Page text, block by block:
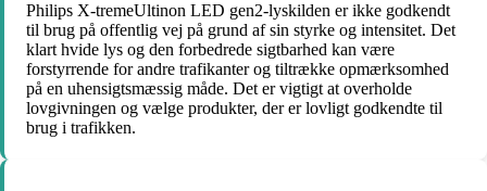
Philips X-tremeUltinon LED gen2-lyskilden er ikke godkendt
til brug på offentlig vej på grund af sin styrke og intensitet. Det
klart hvide lys og den forbedrede sigtbarhed kan være
forstyrrende for andre trafikanter og tiltrække opmærksomhed
på en uhensigtsmæssig måde. Det er vigtigt at overholde
lovgivningen og vælge produkter, der er lovligt godkendte til
brug i trafikken.